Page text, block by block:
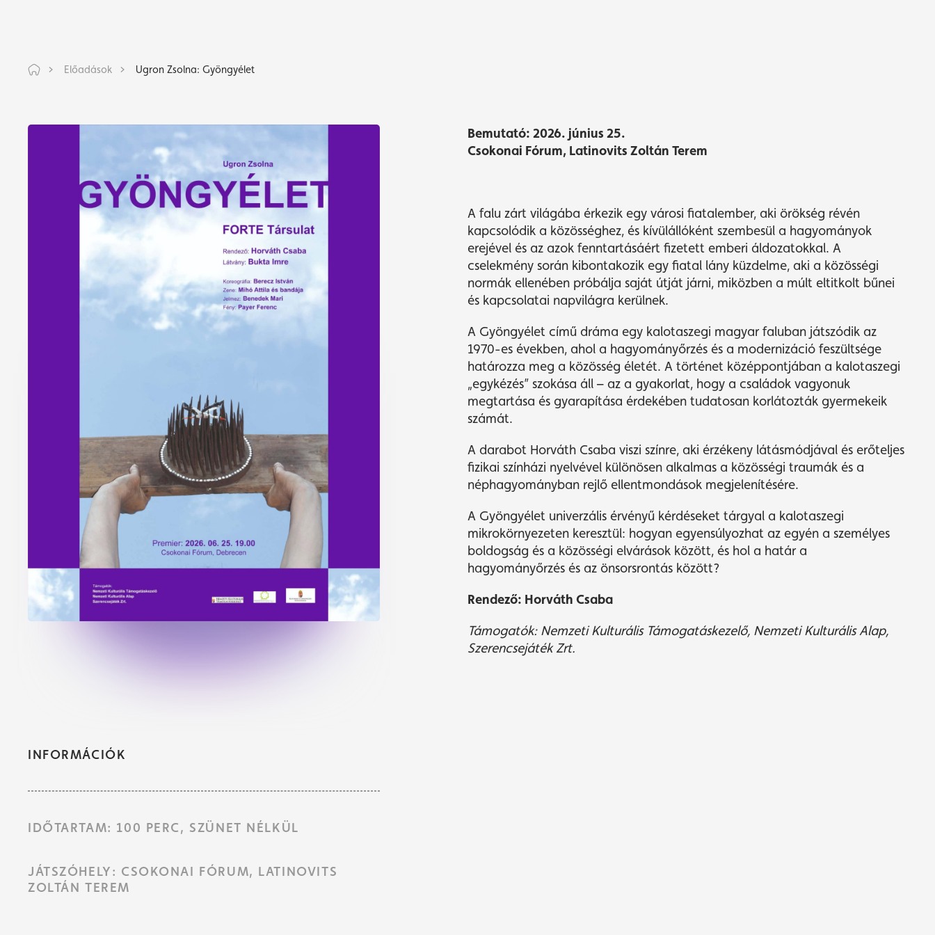
Előadások Ugron Zsolna: Gyöngyélet
Bemutató: 2026. június 25.
Csokonai Fórum, Latinovits Zoltán Terem
A falu zárt világába érkezik egy városi fiatalember, aki örökség révén
kapcsolódik a közösséghez, és kívülállóként szembesül a hagyományok
erejével és az azok fenntartásáért fizetett emberi áldozatokkal. A
cselekmény során kibontakozik egy fiatal lány küzdelme, aki a közösségi
normák ellenében próbálja saját útját járni, miközben a múlt eltitkolt bűnei
és kapcsolatai napvilágra kerülnek.
A Gyöngyélet című dráma egy kalotaszegi magyar faluban játszódik az
1970-es években, ahol a hagyományőrzés és a modernizáció feszültsége
határozza meg a közösség életét. A történet középpontjában a kalotaszegi
„egykézés” szokása áll – az a gyakorlat, hogy a családok vagyonuk
megtartása és gyarapítása érdekében tudatosan korlátozták gyermekeik
számát.
A darabot Horváth Csaba viszi színre, aki érzékeny látásmódjával és erőteljes
fizikai színházi nyelvével különösen alkalmas a közösségi traumák és a
néphagyományban rejlő ellentmondások megjelenítésére.
A Gyöngyélet univerzális érvényű kérdéseket tárgyal a kalotaszegi
mikrokörnyezeten keresztül: hogyan egyensúlyozhat az egyén a személyes
boldogság és a közösségi elvárások között, és hol a határ a
hagyományőrzés és az önsorsrontás között?
Rendező: Horváth Csaba
Támogatók: Nemzeti Kulturális Támogatáskezelő, Nemzeti Kulturális Alap,
Szerencsejáték Zrt.
INFORMÁCIÓK
IDŐTARTAM: 100 PERC, SZÜNET NÉLKÜL
JÁTSZÓHELY: CSOKONAI FÓRUM, LATINOVITS
ZOLTÁN TEREM